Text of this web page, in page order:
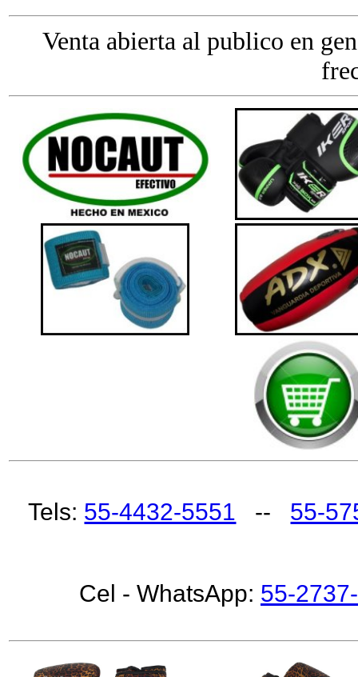
Venta abierta al publico en
Tels: 55-4432-5551 -- 55-
Cel - WhatsApp: 55-